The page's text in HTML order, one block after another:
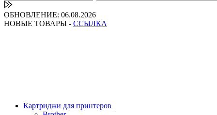
ОБНОВЛЕНИЕ: 06.08.2026
НОВЫЕ ТОВАРЫ - ССЫЛКА
Картриджи для принтеров